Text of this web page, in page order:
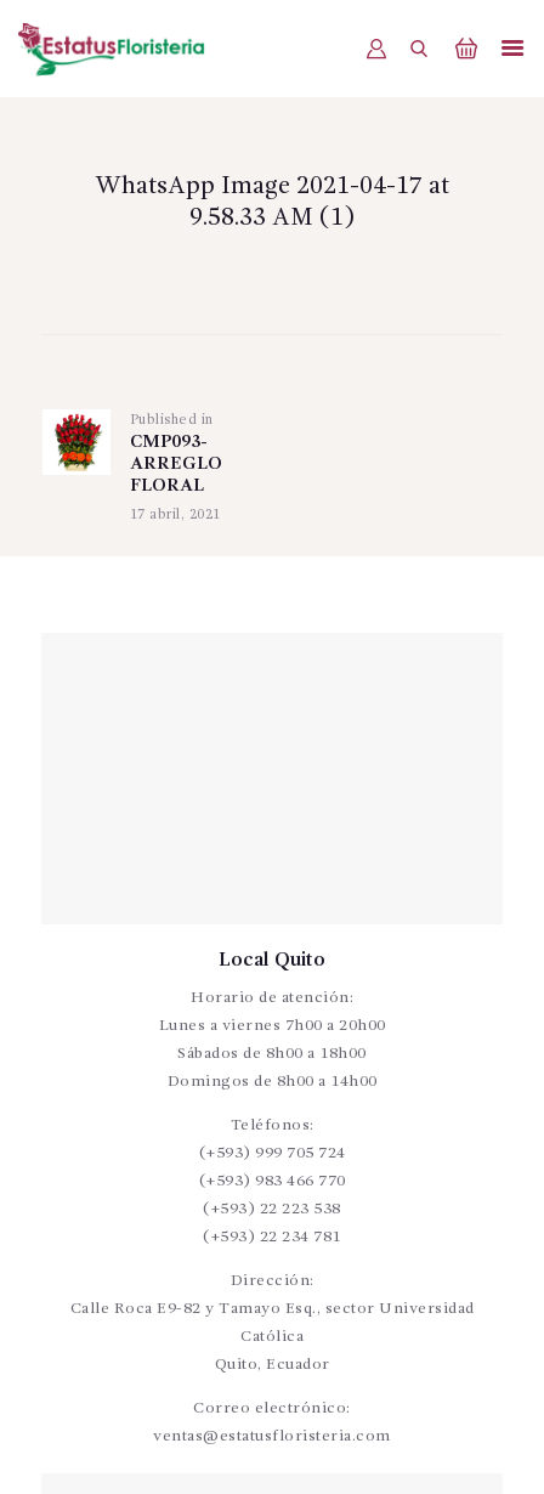
PRODUCTOS
OFERTAS
WhatsApp Image 2021-04-17 at
9.58.33 AM (1)
entradasPublished in
CMP093-
ARREGLO
FLORAL
17 abril, 2021
Local Quito
Horario de atención:
Lunes a viernes 7h00 a 20h00
Sábados de 8h00 a 18h00
Domingos de 8h00 a 14h00
Teléfonos:
(+593) 999 705 724
(+593) 983 466 770
(+593) 22 223 538
(+593) 22 234 781
Dirección:
Calle Roca E9-82 y Tamayo Esq., sector Universidad
Católica
Quito, Ecuador
Correo electrónico:
ventas@estatusfloristeria.com